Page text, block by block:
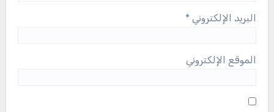
البريد الإلكتروني *
الموقع الإلكتروني